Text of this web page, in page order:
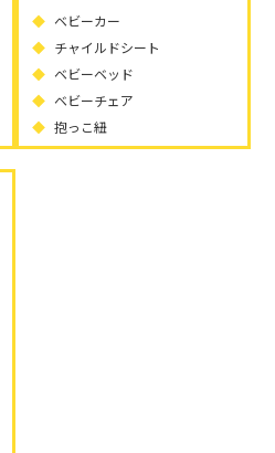
ベビーカー
チャイルドシート
ベビーベッド
ベビーチェア
抱っこ紐